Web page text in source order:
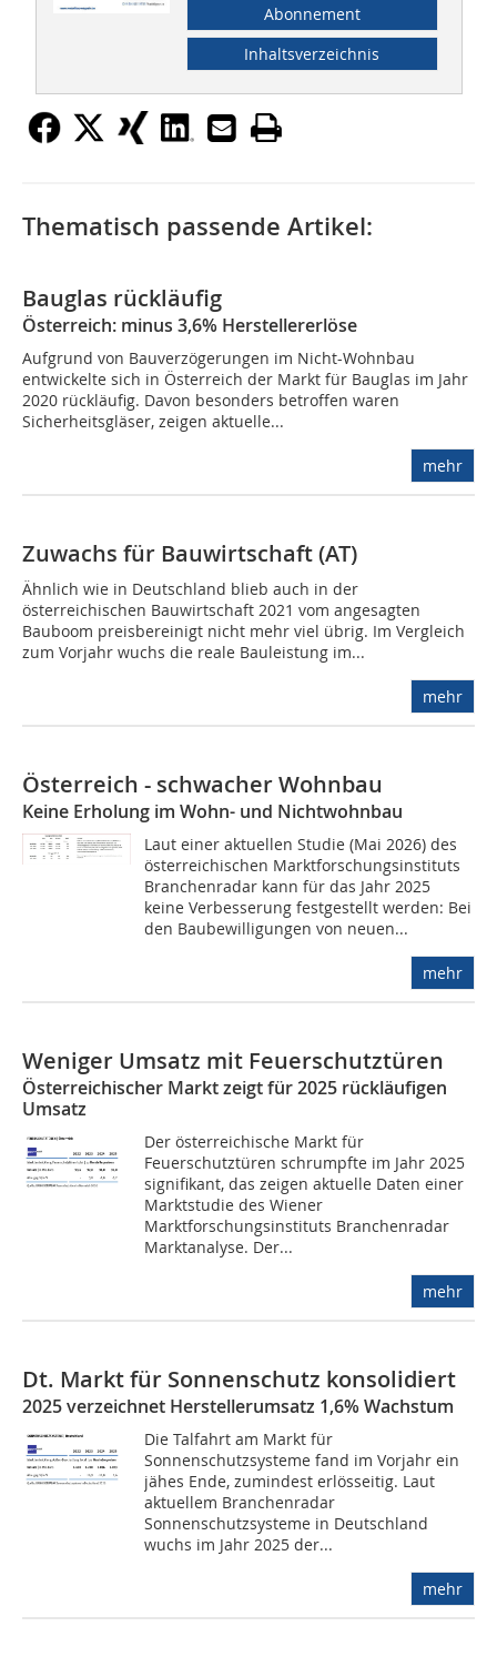
Abonnement
Inhaltsverzeichnis
Thematisch passende Artikel:
Bauglas rückläufig
Österreich: minus 3,6% Herstellererlöse
Aufgrund von Bauverzögerungen im Nicht-Wohnbau
entwickelte sich in Österreich der Markt für Bauglas im Jahr
2020 rückläufig. Davon besonders betroffen waren
Sicherheitsgläser, zeigen aktuelle...
mehr
Zuwachs für Bauwirtschaft (AT)
Ähnlich wie in Deutschland blieb auch in der
österreichischen Bauwirtschaft 2021 vom angesagten
Bauboom preisbereinigt nicht mehr viel übrig. Im Vergleich
zum Vorjahr wuchs die reale Bauleistung im...
mehr
Österreich - schwacher Wohnbau
Keine Erholung im Wohn- und Nichtwohnbau
Laut einer aktuellen Studie (Mai 2026) des
österreichischen Marktforschungsinstituts
Branchenradar kann für das Jahr 2025
keine Verbesserung festgestellt werden: Bei
den Baubewilligungen von neuen...
mehr
Weniger Umsatz mit Feuerschutztüren
Österreichischer Markt zeigt für 2025 rückläufigen
Umsatz
Der österreichische Markt für
Feuerschutztüren schrumpfte im Jahr 2025
signifikant, das zeigen aktuelle Daten einer
Marktstudie des Wiener
Marktforschungsinstituts Branchenradar
Marktanalyse. Der...
mehr
Dt. Markt für Sonnenschutz konsolidiert
2025 verzeichnet Herstellerumsatz 1,6% Wachstum
Die Talfahrt am Markt für
Sonnenschutzsysteme fand im Vorjahr ein
jähes Ende, zumindest erlösseitig. Laut
aktuellem Branchenradar
Sonnenschutzsysteme in Deutschland
wuchs im Jahr 2025 der...
mehr